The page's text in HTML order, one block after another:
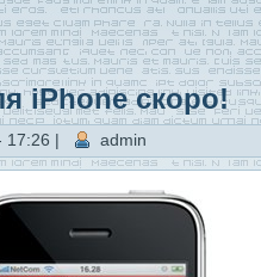
iPhone скоро!
17:26 | admin